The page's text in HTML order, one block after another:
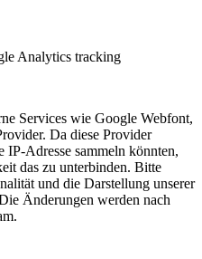
Analytics tracking
Services wie Google Webfont,
Da diese Provider
Adresse sammeln könnten,
das zu unterbinden. Bitte
und die Darstellung unserer
Änderungen werden nach